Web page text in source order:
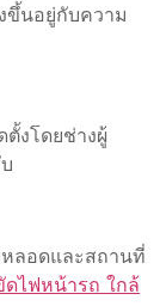
ขึ้นอยู่กับความ
งโดยช่างผู้
ลอดและสถานที่
ดไฟหน้ารถ ใกล้